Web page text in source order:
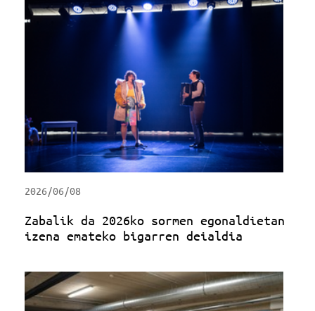
2026/06/08
Zabalik da 2026ko sormen egonaldietan
izena emateko bigarren deialdia